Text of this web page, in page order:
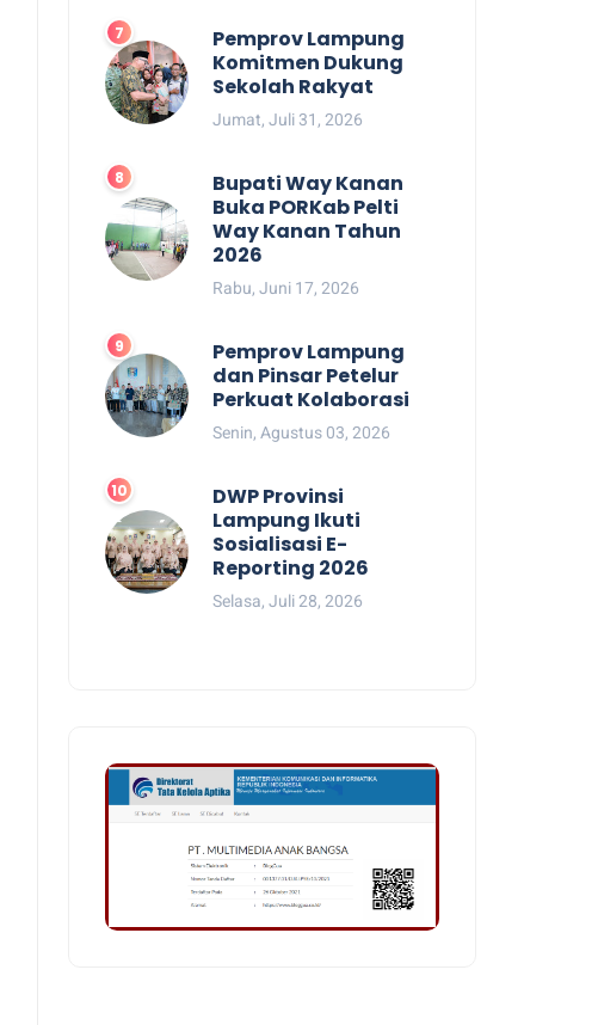
Pemprov Lampung
Komitmen Dukung
Sekolah Rakyat
Jumat, Juli 31, 2026
Bupati Way Kanan
Buka PORKab Pelti
Way Kanan Tahun
2026
Rabu, Juni 17, 2026
Pemprov Lampung
dan Pinsar Petelur
Perkuat Kolaborasi
Senin, Agustus 03, 2026
DWP Provinsi
Lampung Ikuti
Sosialisasi E-
Reporting 2026
Selasa, Juli 28, 2026